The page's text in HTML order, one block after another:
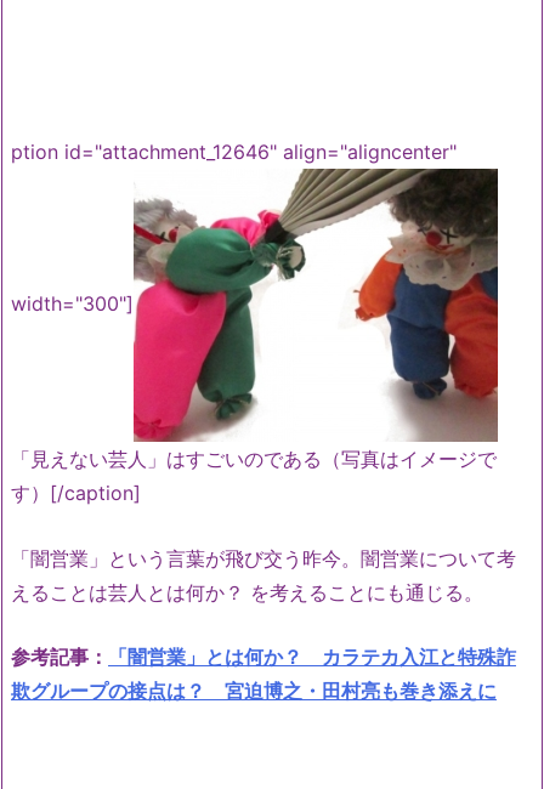
ption id="attachment_12646" align="aligncenter"
width="300"]
「見えない芸人」はすごいのである（写真はイメージで
す）[/caption]
「闇営業」という言葉が飛び交う昨今。闇営業について考
えることは芸人とは何か？ を考えることにも通じる。
参考記事：
「闇営業」とは何か？ カラテカ入江と特殊詐
欺グループの接点は？ 宮迫博之・田村亮も巻き添えに